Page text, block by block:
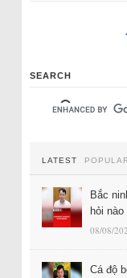
SEARCH
LATEST
Bắc
hỏi
08/08/
Cá độ